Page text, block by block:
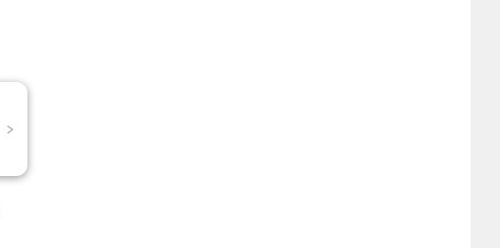
>